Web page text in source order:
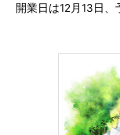
開業日は12月13日、